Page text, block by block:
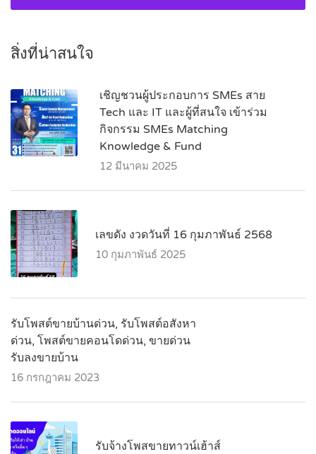
สิ่งที่น่าสนใจ
เชิญชวนผู้ประกอบการ SMEs สาย
Tech และ IT และผู้ที่สนใจ เข้าร่วม
กิจกรรม SMEs Matching
Knowledge & Fund
12 มีนาคม 2025
เลขดัง งวดวันที่ 16 กุมภาพันธ์ 2568
10 กุมภาพันธ์ 2025
รับโพสต์ขายบ้านด่วน, รับโพสต์อสังหา
ด่วน, โพสต์ขายคอนโดด่วน, ขายด่วน
รับลงขายบ้าน
16 กรกฎาคม 2023
รับจ้างโพสขายทาวน์เฮ้าส์